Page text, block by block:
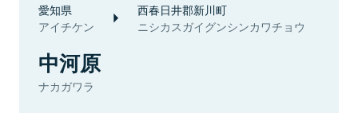
愛知県
アイチケン
西春日井郡新川町
ニシカスガイグンシンカワチョウ
中河原
ナカガワラ